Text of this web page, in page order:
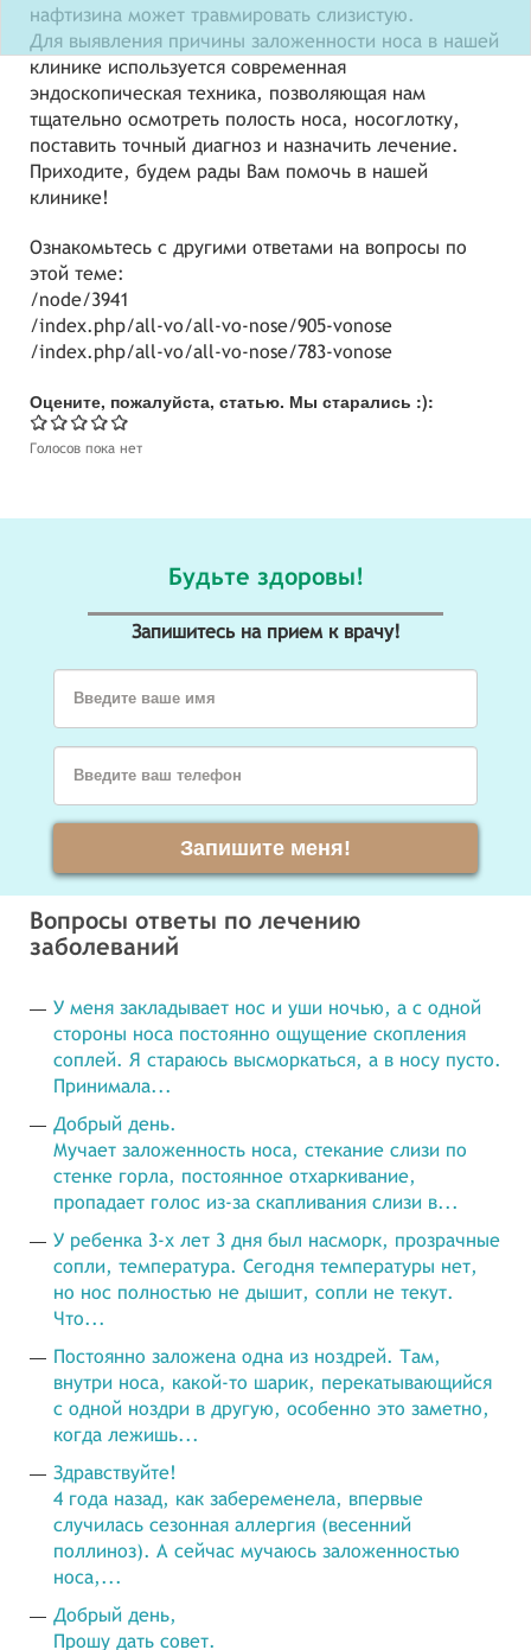
нафтизина может травмировать слизистую.
Для выявления причины заложенности носа в нашей
клинике используется современная
эндоскопическая техника, позволяющая нам
тщательно осмотреть полость носа, носоглотку,
поставить точный диагноз и назначить лечение.
Приходите, будем рады Вам помочь в нашей
клинике!
Ознакомьтесь с другими ответами на вопросы по
этой теме:
/node/3941
/index.php/all-vo/all-vo-nose/905-vonose
/index.php/all-vo/all-vo-nose/783-vonose
Оцените, пожалуйста, статью. Мы старались :):
Голосов пока нет
Будьте здоровы!
Запишитесь на прием к врачу!
Введите ваше имя
Введите ваш телефон
Запишите меня!
Вопросы ответы по лечению
заболеваний
У меня закладывает нос и уши ночью, а с одной
стороны носа постоянно ощущение скопления
соплей. Я стараюсь высморкаться, а в носу пусто.
Принимала...
Добрый день.
Мучает заложенность носа, стекание слизи по
стенке горла, постоянное отхаркивание,
пропадает голос из-за скапливания слизи в...
У ребенка 3-х лет 3 дня был насморк, прозрачные
сопли, температура. Сегодня температуры нет,
но нос полностью не дышит, сопли не текут.
Что...
Постоянно заложена одна из ноздрей. Там,
внутри носа, какой-то шарик, перекатывающийся
с одной ноздри в другую, особенно это заметно,
когда лежишь...
Здравствуйте!
4 года назад, как забеременела, впервые
случилась сезонная аллергия (весенний
поллиноз). А сейчас мучаюсь заложенностью
носа,...
Добрый день,
Прошу дать совет.